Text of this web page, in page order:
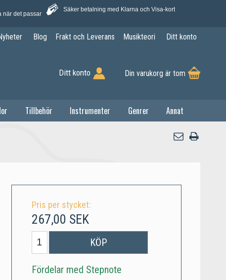
när det passar
Säker betalning med Klarna och Visa-kort
Blog Frakt och Leverans Musikteori Ditt konto
Ditt konto Din varukorg är tom
Tillbehör Instrumenter Genrer Annat
Pris per stycket:
267,00 SEK
KÖP
Fördelar med Stepnote